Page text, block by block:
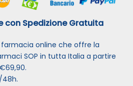
con Spedizione Gratuita
online che offre la
SOP in tutta Italia a partire
48h.